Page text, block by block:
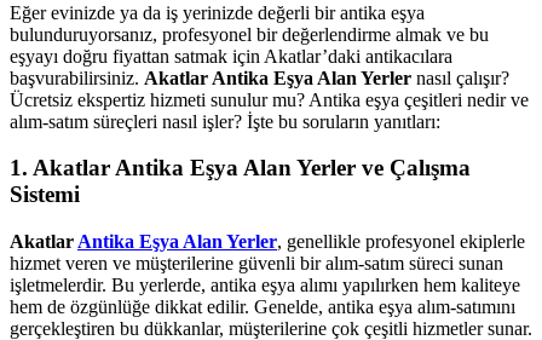
Eğer evinizde ya da iş yerinizde değerli bir antika eşya
bulunduruyorsanız, profesyonel bir değerlendirme almak ve bu
eşyayı doğru fiyattan satmak için Akatlar’daki antikacılara
başvurabilirsiniz. Akatlar Antika Eşya Alan Yerler nasıl çalışır?
Ücretsiz ekspertiz hizmeti sunulur mu? Antika eşya çeşitleri nedir ve
alım-satım süreçleri nasıl işler? İşte bu soruların yanıtları:
1. Akatlar Antika Eşya Alan Yerler ve Çalışma
Sistemi
Akatlar Antika Eşya Alan Yerler, genellikle profesyonel ekiplerle
hizmet veren ve müşterilerine güvenli bir alım-satım süreci sunan
işletmelerdir. Bu yerlerde, antika eşya alımı yapılırken hem kaliteye
hem de özgünlüğe dikkat edilir. Genelde, antika eşya alım-satımını
gerçekleştiren bu dükkanlar, müşterilerine çok çeşitli hizmetler sunar.